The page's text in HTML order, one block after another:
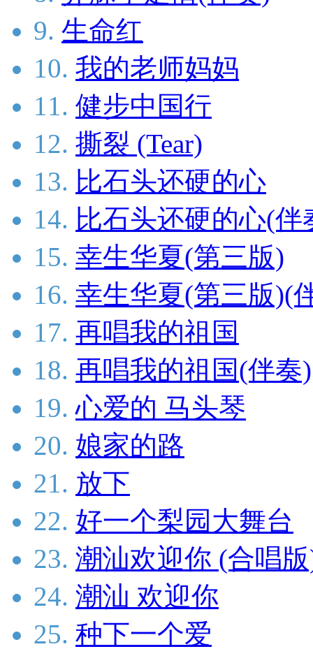
9. 生命红
10. 我的老师妈妈
11. 健步中国行
12. 撕裂 (Tear)
13. 比石头还硬的心
14. 比石头还硬的心(伴
15. 幸生华夏(第三版)
16. 幸生华夏(第三版)(
17. 再唱我的祖国
18. 再唱我的祖国(伴奏)
19. 心爱的 马头琴
20. 娘家的路
21. 放下
22. 好一个梨园大舞台
23. 潮汕欢迎你 (合唱
24. 潮汕 欢迎你
25. 种下一个爱